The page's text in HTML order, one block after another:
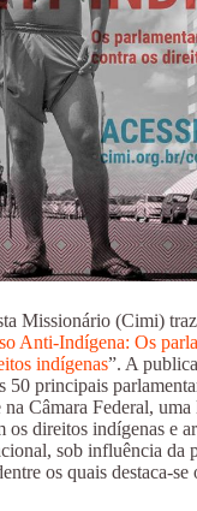
Missionário (Cimi)
Anti-Indígena: Os
indígenas”. A
50 principais
Câmara Federal,
os direitos indígenas e
sob influência da
os quais destaca-